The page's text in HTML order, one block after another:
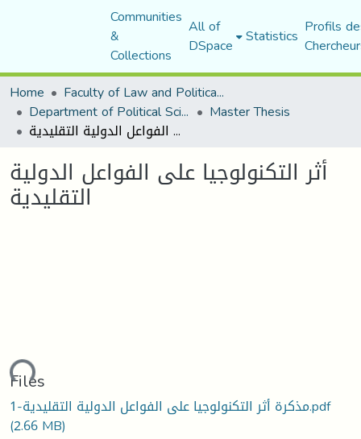
Communities
&
Collections
All of
DSpace Statistics Profils
Home
Faculty of Law and Political Science
Department of Political Sciences Master Thesis
أثر التكنولوجيا على الفواعل الدولية التقليدية
أثر التكنولوجيا على الفواعل الدولية
التقليدية
Files
مذكرة أثر التكنولوجيا على الفواعل الدولية التقليدية-1.pdf
(2.66 MB)